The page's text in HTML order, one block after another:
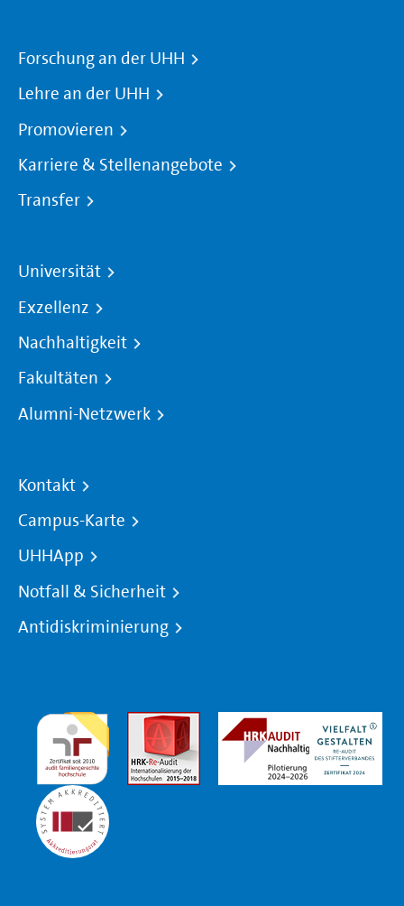
Forschung an der UHH
Lehre an der UHH
Promovieren
Karriere & Stellenangebote
Transfer
Universität
Exzellenz
Nachhaltigkeit
Fakultäten
Alumni-Netzwerk
Kontakt
Campus-Karte
UHHApp
Notfall & Sicherheit
Antidiskriminierung